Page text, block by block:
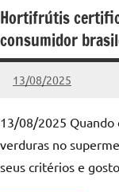
Hortifrútis
consumidor
13/08/2025
admin
Nenhum
13/08/2025 Quando
verduras no
seus critérios e